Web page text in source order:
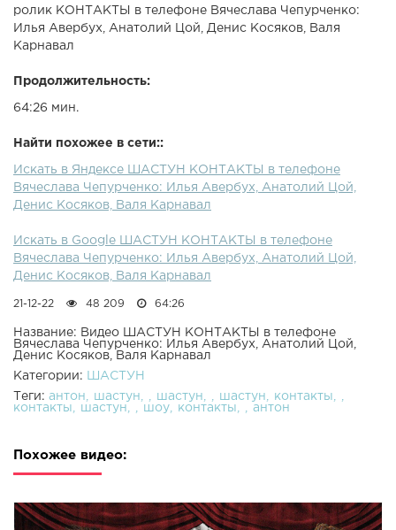
ролик КОНТАКТЫ в телефоне Вячеслава Чепурченко:
Илья Авербух, Анатолий Цой, Денис Косяков, Валя
Карнавал
Продолжительность:
64:26 мин.
Найти похожее в сети::
Искать в Яндексе ШАСТУН КОНТАКТЫ в телефоне
Вячеслава Чепурченко: Илья Авербух, Анатолий Цой,
Денис Косяков, Валя Карнавал
Искать в Google ШАСТУН КОНТАКТЫ в телефоне
Вячеслава Чепурченко: Илья Авербух, Анатолий Цой,
Денис Косяков, Валя Карнавал
21-12-22 48 209 64:26
Название: Видео ШАСТУН КОНТАКТЫ в телефоне
Вячеслава Чепурченко: Илья Авербух, Анатолий Цой,
Денис Косяков, Валя Карнавал
Категории:
ШАСТУН
Теги: антон шастун шастун шастун
контакты
контакты
шастун шоу контакты антон
Похожее видео: